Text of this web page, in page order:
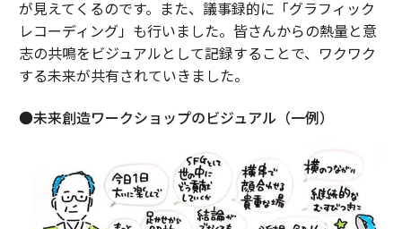
が見えてくるのです。また、議事録的に「グラフィック
レコーディング」も行いました。皆さんからの熱量と意
志の共鳴をビジュアルとして記録することで、ワクワク
する未来が共有されていきました。
●未来創造ワークショップのビジュアル（一例）